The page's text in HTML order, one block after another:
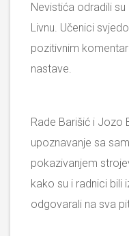
Nevistića odradili
Livnu. Učenici
pozitivnim
nastave.
Rade Barišić i Jozo
upoznavanje sa
pokazivanjem
kako su i radnici bili
odgovarali na sva